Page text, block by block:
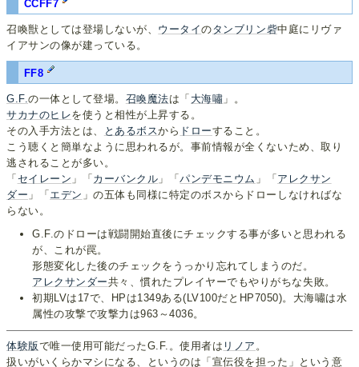
CCFF7
召喚獣としては登場しないが、 ウータイのタンブリン砦中庭にリヴァ
イアサンの像が建っている。
FF8
G.F.の一体として登場。 召喚魔法は「 大海嘯 」。
サカナのヒレを使うと相性が上昇する。
その入手方法とは、
とあるボスから ドローすること。
こう聴くと簡単なように思われるが。事前情報が全くないため、取り
逃されることが多い。
「 セイレーン 」「 カーバンクル 」「パンデモニウム 」「 アレクサン
ダー 」「 エデン 」の五体も同様に特定のボスからドローしなければな
らない。
G.F.のドローは戦闘開始直後にチェックする事が多いと思われる
が、これが罠。
形態変化した後のチェックをうっかり忘れてしまうのだ。
アレクサンダー共々、慣れたプレイヤーでもやりがちな失敗。
初期LVは17で、HPは1349ある(LV100だとHP7050)。大海嘯は水
属性の攻撃で攻撃力は963～4036。
体験版で唯一使用可能だったG.F.。使用者は リノア 。
扱いがいくらかマシになる、というのは「宣伝役を担った」という意